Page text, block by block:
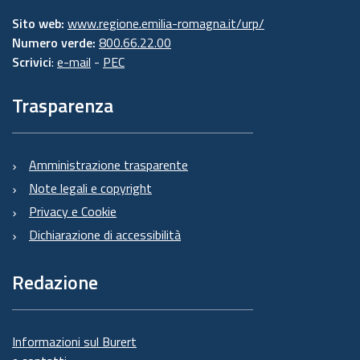
Sito web: www.regione.emilia-romagna.it/urp/
Numero verde: 800.66.22.00
Scrivici: e-mail - PEC
Trasparenza
Amministrazione trasparente
Note legali e copyright
Privacy e Cookie
Dichiarazione di accessibilità
Redazione
Informazioni sul Burert